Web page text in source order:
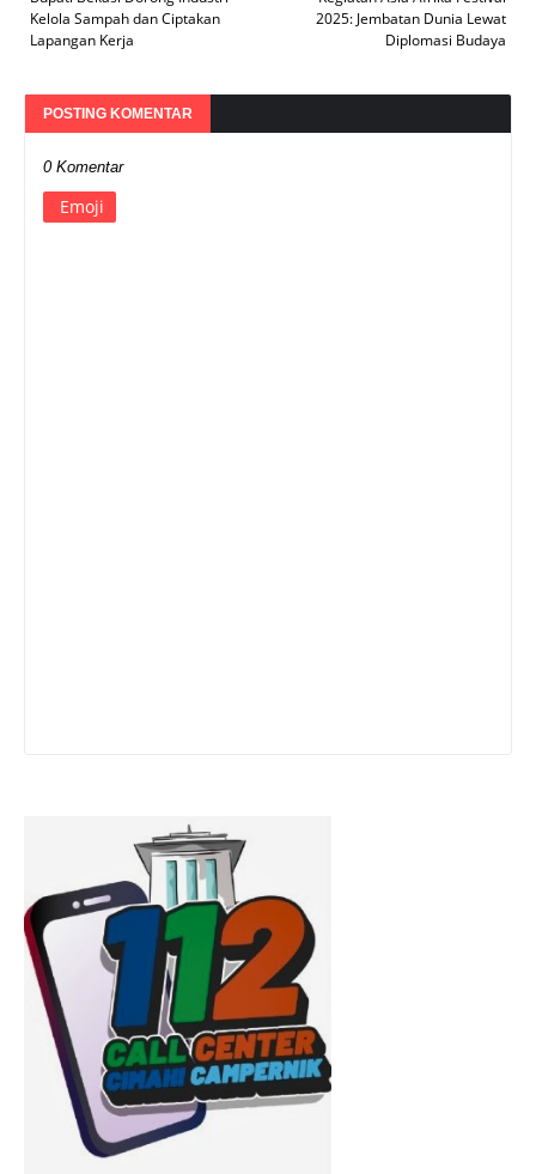
2025: Jembatan Dunia Lewat
Diplomasi Budaya
Kelola Sampah dan Ciptakan
Lapangan Kerja
POSTING KOMENTAR
0 Komentar
Emoji